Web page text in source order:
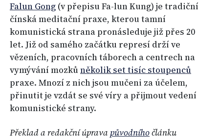
Falun Gong (v přepisu Fa-lun Kung) je tradiční
čínská meditační praxe, kterou tamní
komunistická strana pronásleduje již přes 20
let. Již od samého začátku represí drží ve
vězeních, pracovních táborech a centrech na
vymývání mozkůněkolik set tisíc stoupenců
praxe. Mnozí z nich jsou mučeni za účelem,
přinutit je vzdát se své víry a přijmout vedení
komunistické strany.
Překlad a redakční úpravapůvodníhočlánku